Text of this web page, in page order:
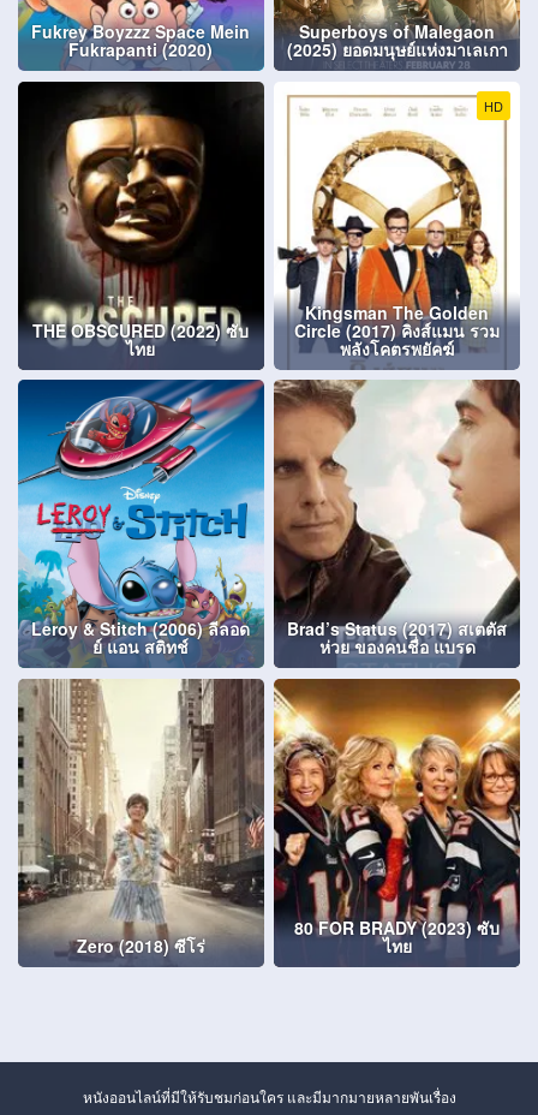
Fukrey Boyzzz Space Mein
Fukrapanti (2020)
Superboys of Malegaon
(2025) ยอดมนุษย์แห่งมาเลเกา
THE OBSCURED (2022) ซับ
ไทย
HD
Kingsman The Golden
Circle (2017) คิงส์แมน รวม
พลังโคตรพยัคฆ์
Leroy & Stitch (2006) ลีลอด
ย์ แอน สติทช์
Brad’s Status (2017) สเตตัส
ห่วย ของคนชื่อ แบรด
Zero (2018) ซีโร่
80 FOR BRADY (2023) ซับ
ไทย
หนังออนไลน์ที่มีให้รับชมก่อนใคร และมีมากมายหลายพันเรื่อง